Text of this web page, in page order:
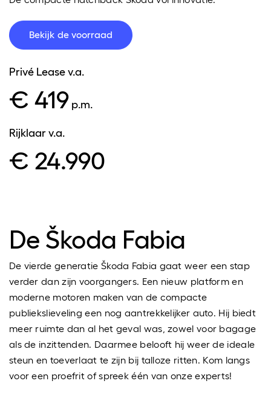
Bekijk de voorraad
Privé Leasev.a.
€ 419 p.m.
Rijklaarv.a.
€ 24.990
De Škoda Fabia
De vierde generatie Škoda Fabia gaat weer een stap
verder dan zijn voorgangers. Een nieuw platform en
moderne motoren maken van de compacte
publiekslieveling een nog aantrekkelijker auto. Hij biedt
meer ruimte dan al het geval was, zowel voor bagage
als de inzittenden. Daarmee belooft hij weer de ideale
steun en toeverlaat te zijn bij talloze ritten. Kom langs
voor een proefrit of spreek één van onze experts!